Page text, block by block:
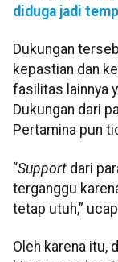
diduga jadi
Dukungan
kepastian dan
fasilitas lainnya
Dukungan dari
Pertamina pun
“Support dari
terganggu
tetap utuh,”
Oleh karena itu,